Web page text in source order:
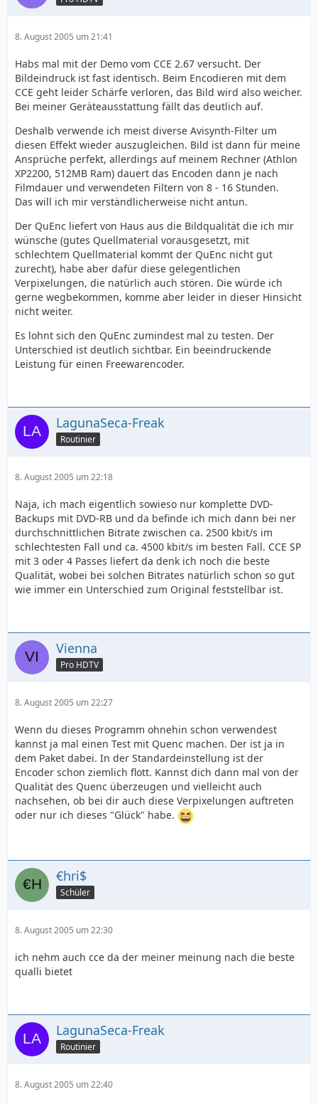
8. August 2005 um 21:41
Habs mal mit der Demo vom CCE 2.67 versucht. Der
Bildeindruck ist fast identisch. Beim Encodieren mit dem
CCE geht leider Schärfe verloren, das Bild wird also weicher.
Bei meiner Geräteausstattung fällt das deutlich auf.
Deshalb verwende ich meist diverse Avisynth-Filter um
diesen Effekt wieder auszugleichen. Bild ist dann für meine
Ansprüche perfekt, allerdings auf meinem Rechner (Athlon
XP2200, 512MB Ram) dauert das Encoden dann je nach
Filmdauer und verwendeten Filtern von 8 - 16 Stunden.
Das will ich mir verständlicherweise nicht antun.
Der QuEnc liefert von Haus aus die Bildqualität die ich mir
wünsche (gutes Quellmaterial vorausgesetzt, mit
schlechtem Quellmaterial kommt der QuEnc nicht gut
zurecht), habe aber dafür diese gelegentlichen
Verpixelungen, die natürlich auch stören. Die würde ich
gerne wegbekommen, komme aber leider in dieser Hinsicht
nicht weiter.
Es lohnt sich den QuEnc zumindest mal zu testen. Der
Unterschied ist deutlich sichtbar. Ein beeindruckende
Leistung für einen Freewarencoder.
LagunaSeca-Freak
Routinier
8. August 2005 um 22:18
Naja, ich mach eigentlich sowieso nur komplette DVD-
Backups mit DVD-RB und da befinde ich mich dann bei ner
durchschnittlichen Bitrate zwischen ca. 2500 kbit/s im
schlechtesten Fall und ca. 4500 kbit/s im besten Fall. CCE SP
mit 3 oder 4 Passes liefert da denk ich noch die beste
Qualität, wobei bei solchen Bitrates natürlich schon so gut
wie immer ein Unterschied zum Original feststellbar ist.
Vienna
Pro HDTV
8. August 2005 um 22:27
Wenn du dieses Programm ohnehin schon verwendest
kannst ja mal einen Test mit Quenc machen. Der ist ja in
dem Paket dabei. In der Standardeinstellung ist der
Encoder schon ziemlich flott. Kannst dich dann mal von der
Qualität des Quenc überzeugen und vielleicht auch
nachsehen, ob bei dir auch diese Verpixelungen auftreten
oder nur ich dieses "Glück" habe.
€hri$
Schüler
8. August 2005 um 22:30
ich nehm auch cce da der meiner meinung nach die beste
qualli bietet
LagunaSeca-Freak
Routinier
8. August 2005 um 22:40